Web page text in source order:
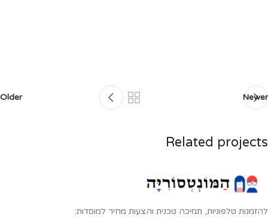
Newer
Older
Related projects
Et vestibulum quis a suspendisse
להזמנות טלפוניות, תמיכה טכנית והצעות מחיר למוסדות: